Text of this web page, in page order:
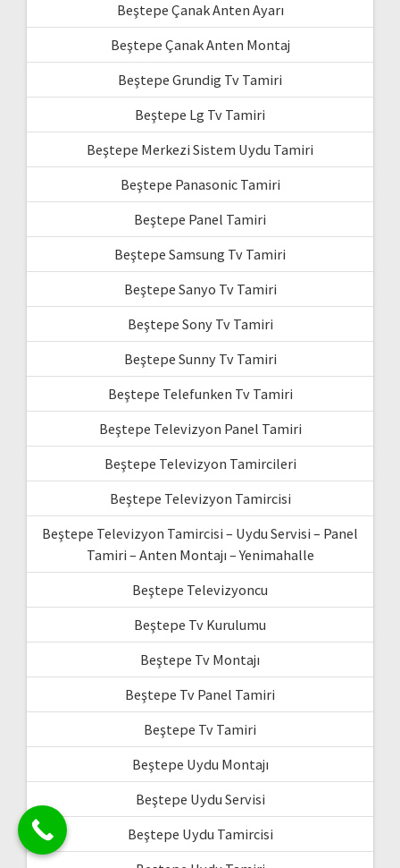
Beştepe Çanak Anten Ayarı
Beştepe Çanak Anten Montaj
Beştepe Grundig Tv Tamiri
Beştepe Lg Tv Tamiri
Beştepe Merkezi Sistem Uydu Tamiri
Beştepe Panasonic Tamiri
Beştepe Panel Tamiri
Beştepe Samsung Tv Tamiri
Beştepe Sanyo Tv Tamiri
Beştepe Sony Tv Tamiri
Beştepe Sunny Tv Tamiri
Beştepe Telefunken Tv Tamiri
Beştepe Televizyon Panel Tamiri
Beştepe Televizyon Tamircileri
Beştepe Televizyon Tamircisi
Beştepe Televizyon Tamircisi – Uydu Servisi – Panel
Tamiri – Anten Montajı – Yenimahalle
Beştepe Televizyoncu
Beştepe Tv Kurulumu
Beştepe Tv Montajı
Beştepe Tv Panel Tamiri
Beştepe Tv Tamiri
Beştepe Uydu Montajı
Beştepe Uydu Servisi
Beştepe Uydu Tamircisi